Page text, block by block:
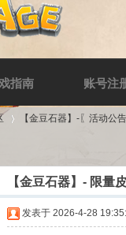
指南 账号注
【金豆石器】-〖活动公告
【金豆石器】- 限量
发表于 2026-4-28